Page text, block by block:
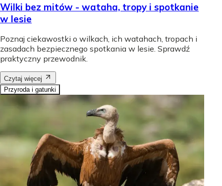
Wilki bez mitów - wataha, tropy i spotkanie
w lesie
Poznaj ciekawostki o wilkach, ich watahach, tropach i
zasadach bezpiecznego spotkania w lesie. Sprawdź
praktyczny przewodnik.
Czytaj więcej
Przyroda i gatunki